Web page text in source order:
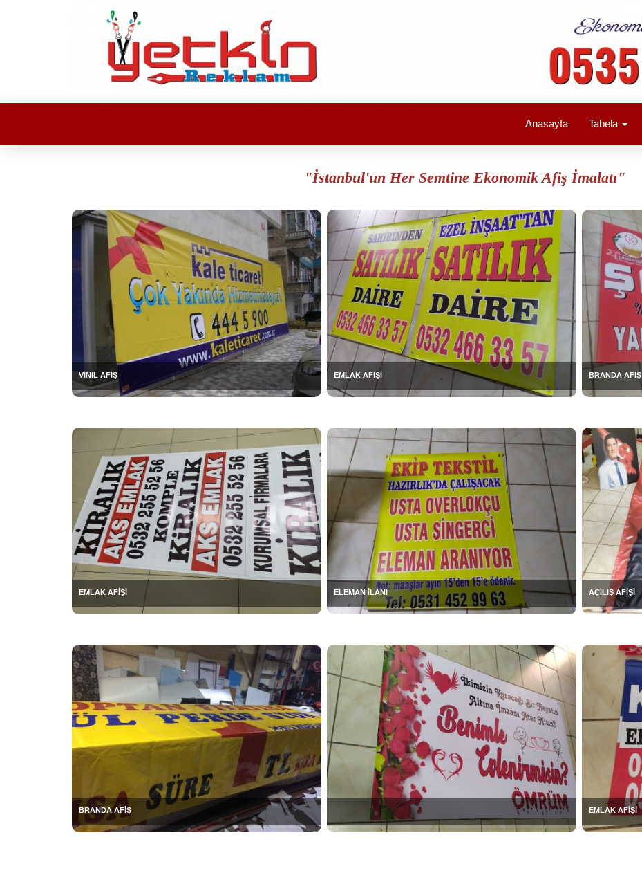
Anasayfa Tabela
"İstanbul'un Her Semtine Ekonomik Afiş İmalatı"
VİNİL AFİŞ EMLAK AFİŞİ BRANDA AFİŞ
EMLAK AFİŞİ ELEMAN İLANI AÇILIŞ AFİŞİ
BRANDA AFİŞ EMLAK AFİŞİ